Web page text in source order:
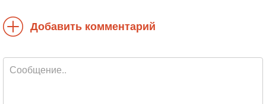
Добавить комментарий